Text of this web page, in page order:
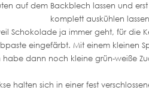
auf dem Backblech lassen und
komplett auskühlen
Schokolade ja immer geht, für die
eingefärbt. Mit einem kleinen
habe dann noch kleine grün-weiße
halten sich in einer fest